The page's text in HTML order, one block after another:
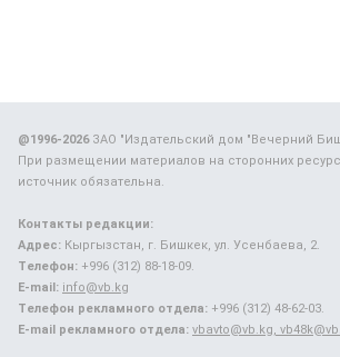
@1996-2026ЗАО "Издательский дом "Вечерний
При размещении материалов на сторонних
источник обязательна.
Контакты редакции:
Адрес: Кыргызстан, г. Бишкек, ул. Усенбаева, 2.
Телефон: +996 (312) 88-18-09.
E-mail: info@vb.kg
Телефон рекламного отдела: +996 (312) 48-62-03.
E-mail рекламного отдела: vbavto@vb.kg,